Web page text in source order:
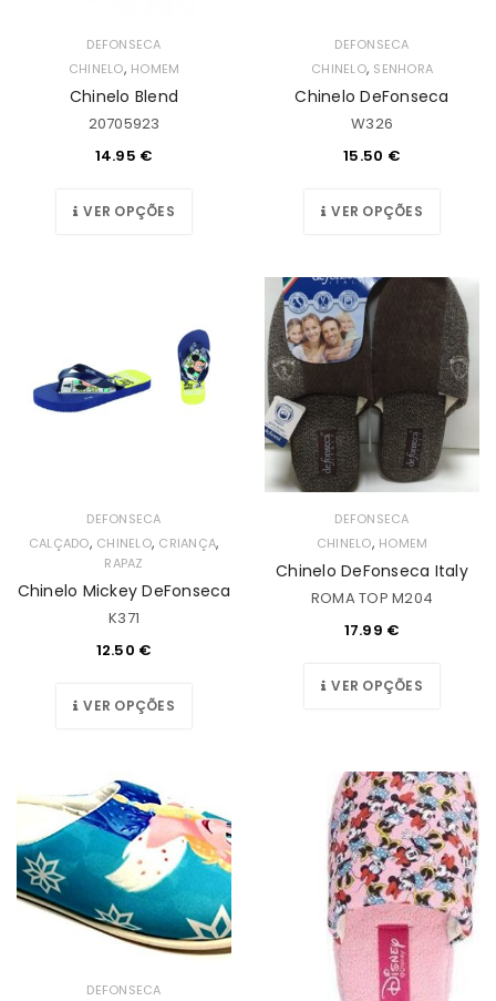
DEFONSECA
CHINELO, HOMEM
Chinelo Blend
20705923
14.95 €
VER OPÇÕES
DEFONSECA
CHINELO, SENHORA
Chinelo DeFonseca
W326
15.50 €
VER OPÇÕES
DEFONSECA
CALÇADO, CHINELO, CRIANÇA,
RAPAZ
Chinelo Mickey DeFonseca
K371
12.50 €
VER OPÇÕES
DEFONSECA
CHINELO, HOMEM
Chinelo DeFonseca Italy
ROMA TOP M204
17.99 €
VER OPÇÕES
DEFONSECA